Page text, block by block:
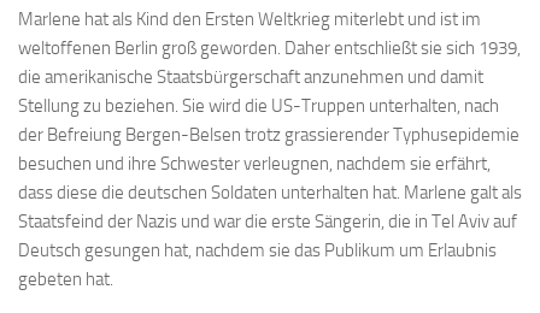
Marlene hat als Kind den Ersten Weltkrieg miterlebt und ist im
weltoffenen Berlin groß geworden. Daher entschließt sie sich 1939,
die amerikanische Staatsbürgerschaft anzunehmen und damit
Stellung zu beziehen. Sie wird die US-Truppen unterhalten, nach
der Befreiung Bergen-Belsen trotz grassierender Typhusepidemie
besuchen und ihre Schwester verleugnen, nachdem sie erfährt,
dass diese die deutschen Soldaten unterhalten hat. Marlene galt als
Staatsfeind der Nazis und war die erste Sängerin, die in Tel Aviv auf
Deutsch gesungen hat, nachdem sie das Publikum um Erlaubnis
gebeten hat.